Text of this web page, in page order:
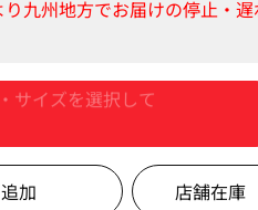
カートに入れる
店舗在庫